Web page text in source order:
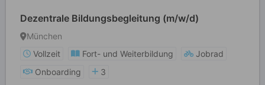
Dezentrale Bildungsbegleitung (m/w/d)
München
Vollzeit
Fort- und Weiterbildung
Jobrad
Onboarding
3